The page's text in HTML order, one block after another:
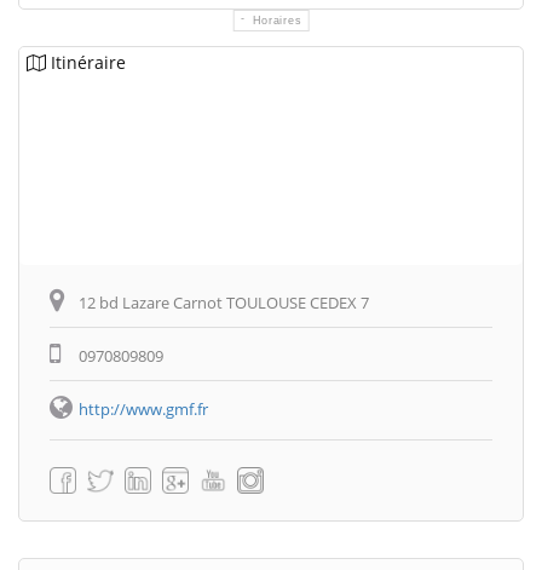
Horaires
Itinéraire
12 bd Lazare Carnot TOULOUSE CEDEX 7
0970809809
http://www.gmf.fr